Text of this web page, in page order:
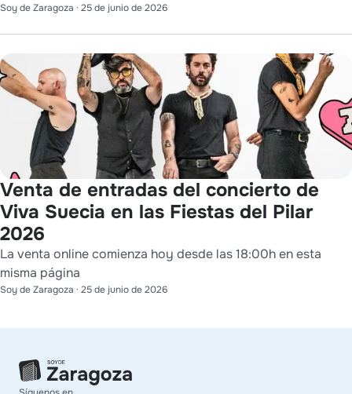
Soy de Zaragoza · 25 de junio de 2026
Venta de entradas del concierto de
Viva Suecia en las Fiestas del Pilar
2026
La venta online comienza hoy desde las 18:00h en esta
misma página
Soy de Zaragoza · 25 de junio de 2026